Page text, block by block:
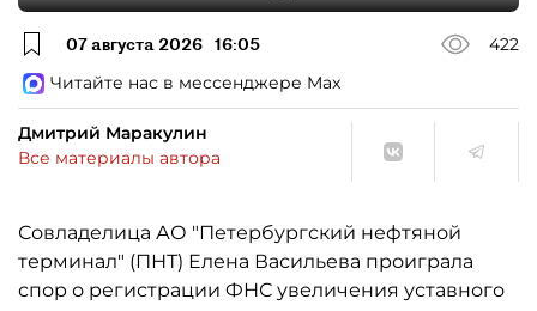
07 августа 2026 16:05
422
Читайте нас в мессенджере Max
Дмитрий Маракулин
Все материалы автора
Совладелица АО "Петербургский нефтяной
терминал" (ПНТ) Елена Васильева проиграла
спор о регистрации ФНС увеличения уставного